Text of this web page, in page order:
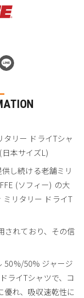
タリー ドライTシャ
本サイズL)
し続ける老舗ミリ
(ソフィー) の大
ミリタリー ドライT
されており、その信
50%/50% ジャージ
ライTシャツで、コ
優れ、吸収速乾性に